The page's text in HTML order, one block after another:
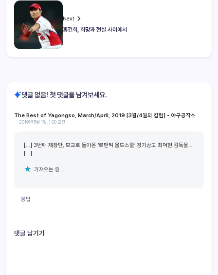
Next
홍건희, 희망과 현실 사이에서
댓글 없음! 첫 댓글을 남겨보세요.
The Best of Yagongso, March/April, 2019 [3월/4월의 칼럼] - 야구공작소
2019년 5월 1일, 1:00 오전
[…] 3번째 재창단, 모교로 돌아온 ‘로맨틱 올드스쿨’ 경기상고 최덕현 감독을…
[…]
가져오는 중...
응답
댓글 남기기